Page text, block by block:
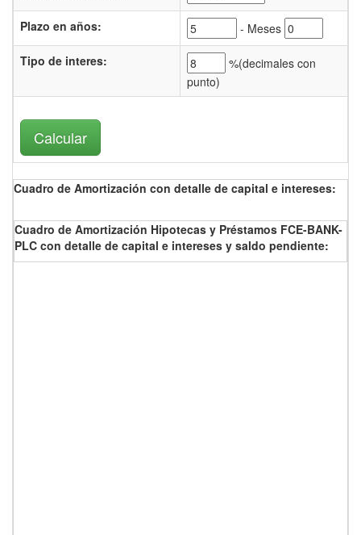
Plazo en años:
- Meses
Tipo de interes: %(decimales con
punto)
Cuadro de Amortización con detalle de capital e intereses:
Cuadro de Amortización Hipotecas y Préstamos FCE-BANK-
PLC con detalle de capital e intereses y saldo pendiente: